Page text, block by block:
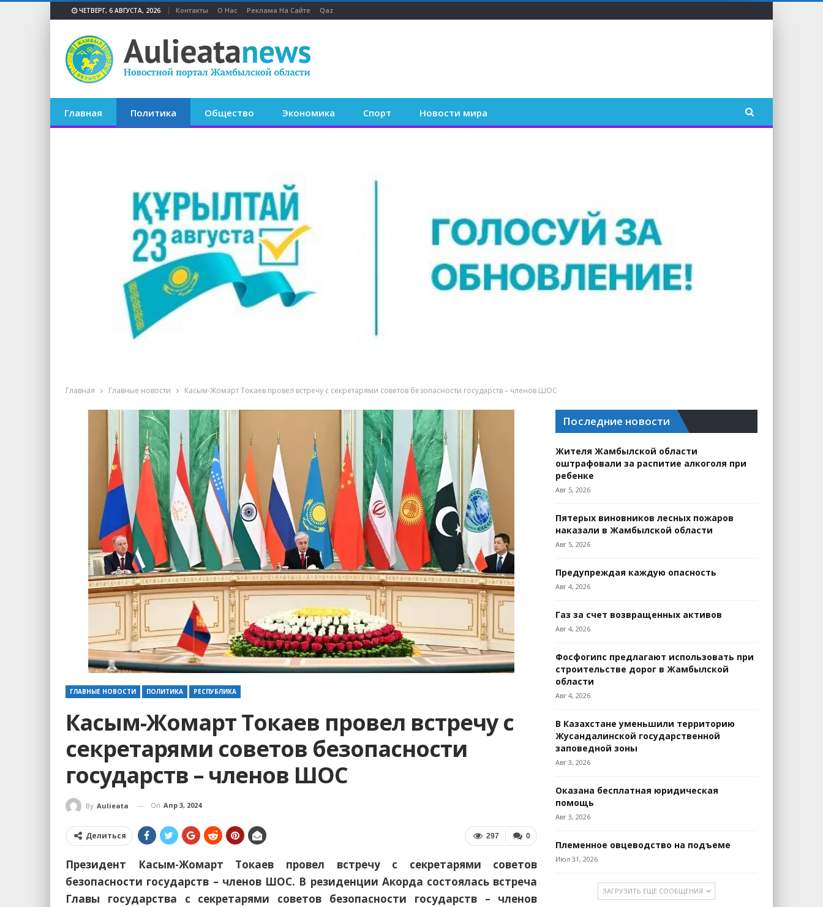
ЧЕТВЕРГ, 6 АВГУСТА, 2026 Контакты О Нас Реклама На Сайте Qaz
Главная Политика Общество Экономика Спорт Новости мира
Главная Главные новости Касым-Жомарт Токаев провел встречу с секретарями cоветов безопасности государств – членов ШОС
ГЛАВНЫЕ НОВОСТИ ПОЛИТИКА РЕСПУБЛИКА
Касым-Жомарт Токаев провел встречу с
секретарями cоветов безопасности
государств – членов ШОС
By Aulieata On Апр 3, 2024
0
297
Делиться
Президент Касым-Жомарт Токаев провел встречу с секретарями cоветов
безопасности государств – членов ШОС. В резиденции Акорда состоялась встреча
Главы государства с секретарями cоветов безопасности государств – членов
Последние новости
Жителя Жамбылской области
оштрафовали за распитие алкоголя при
ребенке
Авг 5, 2026
Пятерых виновников лесных пожаров
наказали в Жамбылской области
Авг 5, 2026
Предупреждая каждую опасность
Авг 4, 2026
Газ за счет возвращенных активов
Авг 4, 2026
Фосфогипс предлагают использовать при
строительстве дорог в Жамбылской
области
Авг 4, 2026
В Казахстане уменьшили территорию
Жусандалинской государственной
заповедной зоны
Авг 3, 2026
Оказана бесплатная юридическая
помощь
Авг 3, 2026
Племенное овцеводство на подъеме
Июл 31, 2026
ЗАГРУЗИТЬ ЕЩЕ СООБЩЕНИЯ